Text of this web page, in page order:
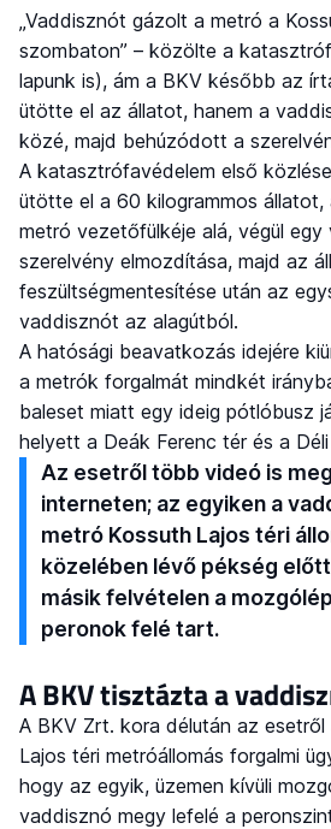
„Vaddisznót gázolt a metró a
szombaton” – közölte a
lapunk is), ám a BKV később az
ütötte el az állatot, hanem a
közé, majd behúzódott a
A katasztrófavédelem első
ütötte el a 60 kilogrammos állatot,
metró vezetőfülkéje alá, végül
szerelvény elmozdítása, majd az
feszültségmentesítése után az
vaddisznót az alagútból.
A hatósági beavatkozás idejére
a metrók forgalmát mindkét
baleset miatt egy ideig pótlóbusz
helyett a Deák Ferenc tér és a
Az esetről több videó is
interneten; az egyiken a
metró Kossuth Lajos téri
közelében lévő pékség
másik felvételen a
peronok felé tart.
A BKV tisztázta a
A BKV Zrt. kora délután az
Lajos téri metróállomás forgalmi
hogy az egyik, üzemen kívüli
vaddisznó megy lefelé a